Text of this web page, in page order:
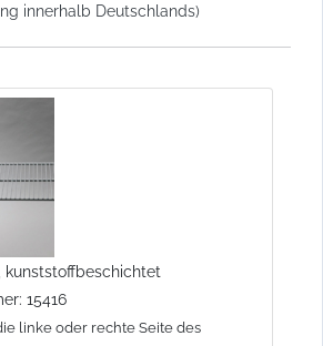
innerhalb Deutschlands)
kunststoffbeschichtet
15416
linke oder rechte Seite des